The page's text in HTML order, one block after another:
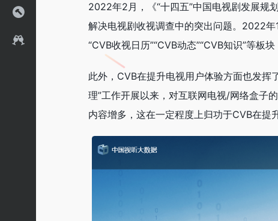
2022年2月，《“十四五”中国电视剧发展规
解决电视剧收视调查中的突出问题。2022年
“CVB收视日历”“CVB动态”“CVB知识”等板
此外，CVB在提升电视用户体验方面也发
理”工作开展以来，对互联网电视/网络盒子
内容增多，这在一定程度上归功于CVB在提